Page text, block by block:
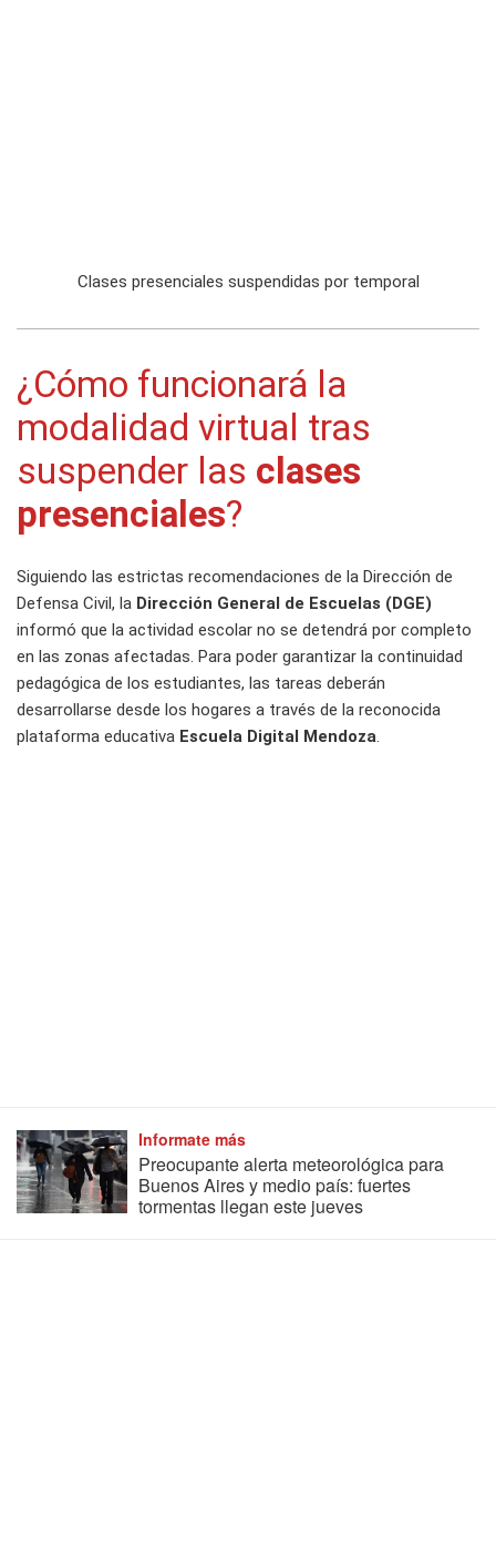
Clases presenciales suspendidas por temporal
¿Cómo funcionará la
modalidad virtual tras
suspender las clases
presenciales?
Siguiendo las estrictas recomendaciones de la Dirección de
Defensa Civil, la Dirección General de Escuelas (DGE)
informó que la actividad escolar no se detendrá por completo
en las zonas afectadas. Para poder garantizar la continuidad
pedagógica de los estudiantes, las tareas deberán
desarrollarse desde los hogares a través de la reconocida
plataforma educativa Escuela Digital Mendoza.
Informate más
Preocupante alerta meteorológica para
Buenos Aires y medio país: fuertes
tormentas llegan este jueves